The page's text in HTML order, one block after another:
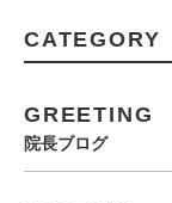
CATEGORY
GREETING
院長ブログ